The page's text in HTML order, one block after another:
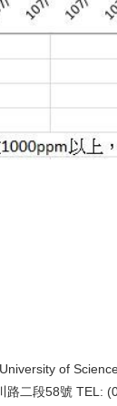
of
路二段58號 TEL: